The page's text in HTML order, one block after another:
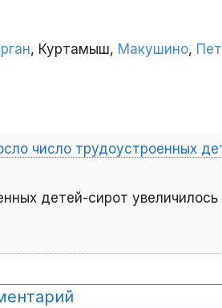
, Куртамыш, Макушино,
число трудоустроенных
детей-сирот